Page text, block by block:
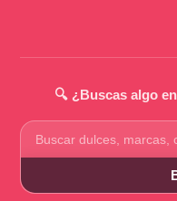
🔍 ¿Buscas algo
Buscar
productos